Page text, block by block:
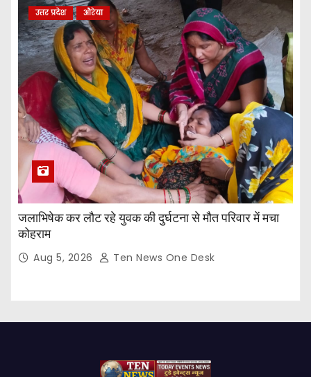
उत्तर प्रदेश औरेया
जलाभिषेक कर लौट रहे युवक की दुर्घटना से मौत परिवार में मचा
कोहराम
Aug 5, 2026 Ten News One Desk